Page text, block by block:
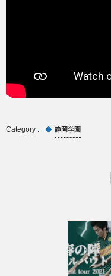
静岡学園